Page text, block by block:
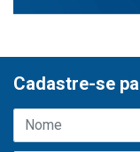
Cadastre-se